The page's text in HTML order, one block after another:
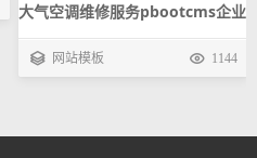
大气空调维修服务pbootcms企业
模板 设备安装手机自适应响应式
网站模板 1144